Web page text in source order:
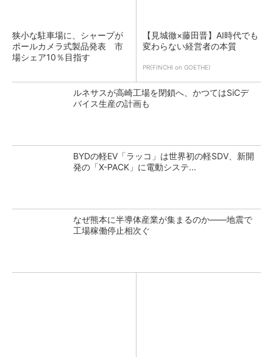
狭小な駐車場に、シャープが
ポールカメラ式製品発表 市
場シェア10％目指す
【見城徹×藤田晋】AI時代でも
変わらない経営者の本質
PR(FINCHI on GOETHE)
ルネサスが高崎工場を閉鎖へ、かつてはSiCデ
バイス生産の計画も
BYDの軽EV「ラッコ」は世界初の軽SDV、新開
発の「X-PACK」に電動システ...
なぜ熊本に半導体産業が集まるのか――地震で
工場稼働停止相次ぐ